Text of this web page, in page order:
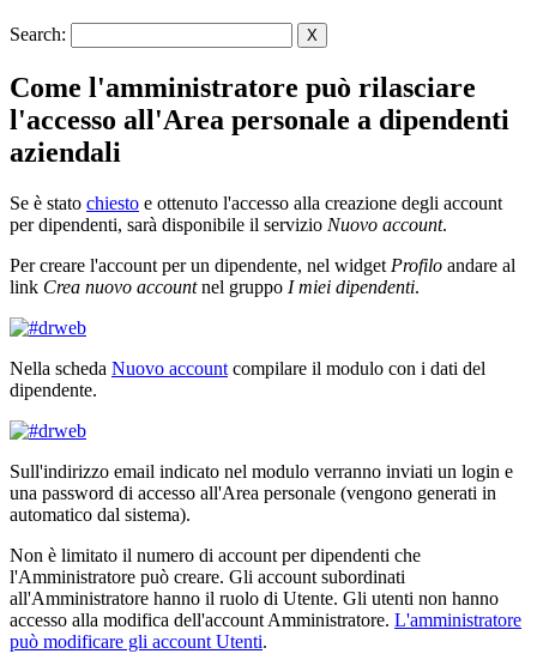
Search: X
Come l'amministratore può rilasciare
l'accesso all'Area personale a dipendenti
aziendali
Se è stato chiesto e ottenuto l'accesso alla creazione degli account
per dipendenti, sarà disponibile il servizio Nuovo account.
Per creare l'account per un dipendente, nel widget Profilo andare al
link Crea nuovo accountnel gruppo I miei dipendenti.
Nella scheda Nuovo account compilare il modulo con i dati del
dipendente.
Sull'indirizzo email indicato nel modulo verranno inviati un login e
una password di accesso all'Area personale (vengono generati in
automatico dal sistema).
Non è limitato il numero di account per dipendenti che
l'Amministratore può creare. Gli account subordinati
all'Amministratore hanno il ruolo di Utente. Gli utenti non hanno
accesso alla modifica dell'account Amministratore. L'amministratore
può modificare gli account Utenti.